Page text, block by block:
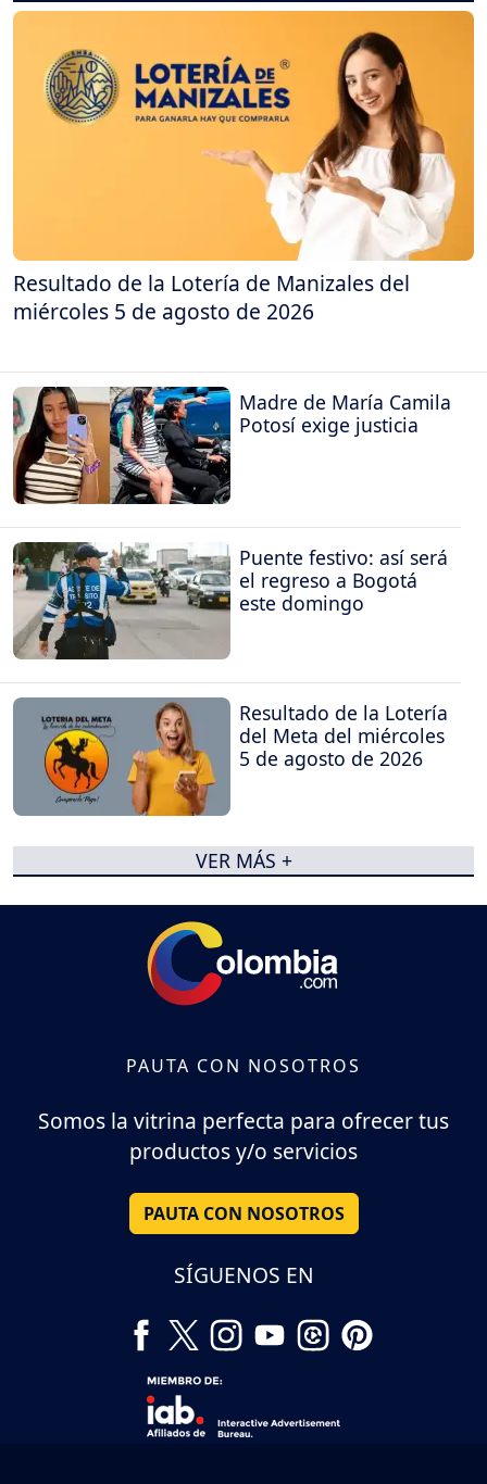
Resultado de la Lotería de Manizales del
miércoles 5 de agosto de 2026
Madre de María Camila
Potosí exige justicia
Puente festivo: así será
el regreso a Bogotá
este domingo
Resultado de la Lotería
del Meta del miércoles
5 de agosto de 2026
VER MÁS +
PAUTA CON NOSOTROS
Somos la vitrina perfecta para ofrecer tus
productos y/o servicios
PAUTA CON NOSOTROS
SÍGUENOS EN